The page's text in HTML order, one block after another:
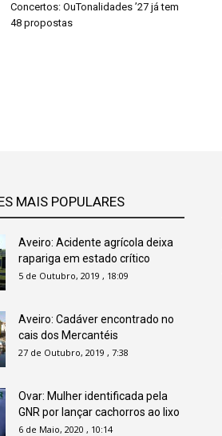
Concertos: OuTonalidades ’27 já tem
48 propostas
MAIS POPULARES
Aveiro: Acidente agrícola deixa
rapariga em estado crítico
5 de Outubro, 2019 , 18:09
Aveiro: Cadáver encontrado no
cais dos Mercantéis
27 de Outubro, 2019 , 7:38
Ovar: Mulher identificada pela
GNR por lançar cachorros ao lixo
6 de Maio, 2020 , 10:14